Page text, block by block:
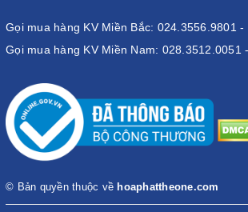
Gọi mua hàng KV Miền Bắc: 024.3556.9801 -
Gọi mua hàng KV Miền Nam: 028.3512.0051
© Bản quyền thuộc về hoaphattheone.com